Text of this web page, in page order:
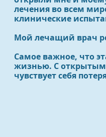
лечения во всем
клинические
Мой лечащий врач
Самое важное, что
жизнью. С открытым
чувствует себя